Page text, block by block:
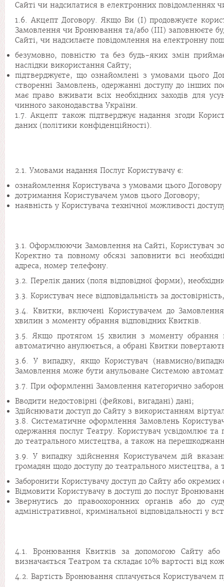
Сайті чи надсилатися в електронних повідомленнях
1.6. Акцепт Договору. Якщо Ви (І) продовжуєте
Замовлення чи Бронювання та/або (ІІІ) заповнюєте
Сайті, чи надсилаєте повідомлення на електронну
безумовно, повністю та без будь-яких змін
наслідки використання Сайту;
підтверджуєте, що ознайомлені з умовами цього
створенні Замовлень, одержанні доступу до інших
має право вживати всіх необхідних заходів для
чинного законодавства України.
1.7. Акцепт також підтверджує надання згоди
даних (політики конфіденційності).
2.1. Умовами надання Послуг Користувачу є:
ознайомлення Користувача з умовами цього
дотримання Користувачем умов цього Договору;
наявність у Користувача технічної можливості
3.1. Оформлюючи Замовлення на Сайті, Користувач
Коректно та повному обсязі заповнити всі
адреса, номер телефону.
3.2. Перелік даних (поля відповідної форми),
3.3. Користувач несе відповідальність за
3.4. Квитки, включені Користувачем до
хвилин з моменту обрання відповідних Квитків.
3.5. Якщо протягом 15 хвилин з моменту обрання
автоматично анулюється, а обрані Квитки
3.6. У випадку, якщо Користувач (навмисно/
Замовлення може бути анульоване Системою
3.7. При оформленні Замовлення категорично
Вводити недостовірні (фейкові, вигадані) дані;
Здійснювати доступ до Сайту з використанням
3.8. Систематичне оформлення Замовлень
одержання послуг Театру. Користувач усвідомлює та
до театрального мистецтва, а також на
3.9. У випадку здійснення Користувачем дій
громадян щодо доступу до театрального мистецтва, а
Заборонити Користувачу доступ до Сайту або окремих
Відмовити Користувачу в доступі до послуг
Звернутись до правоохоронних органів або до
адміністративної, кримінальної відповідальності у
4.1. Бронювання Квитків за допомогою Сайту
визначається Театром та складає 10% вартості від
4.2. Вартість Бронювання сплачується Користувачем